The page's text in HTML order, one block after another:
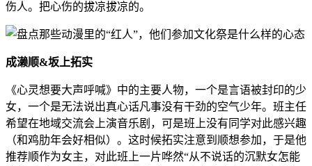
伤人。把心伤的拔凉拔凉的。
成濑顺&坂上拓实
《心灵想要大声呼喊》中的主要人物，一个是言语被封印的少
女，一个是无法说出真心话凡事没有干劲的空气少年。班主任
希望在地域交流会上演音乐剧，可是班上没有同学对此感兴趣
（和鸡肋年会好相似）。这时候拓实注意到顺想参加，于是他
推荐顺作为女主，对此班上一片哗然“从不说话的沉默女怎能